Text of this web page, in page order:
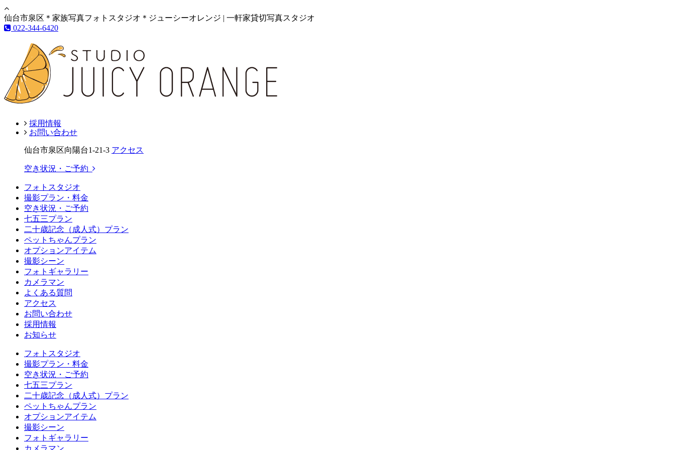
仙台市泉区＊家族写真フォトスタジオ＊ジューシーオレンジ | 一軒家貸切写真スタジオ
022-344-6420
採用情報
お問い合わせ
仙台市泉区向陽台1-21-3 アクセス
空き状況・ご予約
フォトスタジオ
撮影プラン・料金
空き状況・ご予約
七五三プラン
二十歳記念（成人式）プラン
ペットちゃんプラン
オプションアイテム
撮影シーン
フォトギャラリー
カメラマン
よくある質問
アクセス
お問い合わせ
採用情報
お知らせ
フォトスタジオ
撮影プラン・料金
空き状況・ご予約
七五三プラン
二十歳記念（成人式）プラン
ペットちゃんプラン
オプションアイテム
撮影シーン
フォトギャラリー
カメラマン